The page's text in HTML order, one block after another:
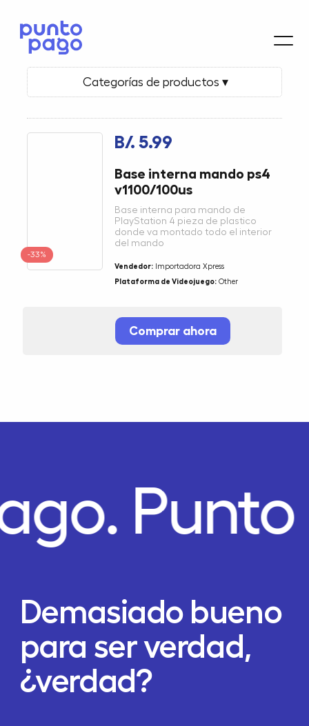
Categorías de productos ▾
-33%
B/. 5.99
Base interna mando ps4
v1100/100us
Base interna para mando de
PlayStation 4 pieza de plastico
donde va montado todo el interior
del mando
Vendedor: Importadora Xpress
Plataforma de Videojuego: Other
Comprar ahora
Demasiado bueno
para ser verdad,
¿verdad?